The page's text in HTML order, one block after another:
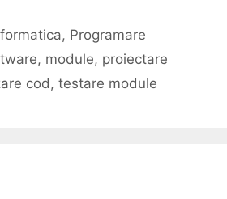
, Programare
, module, proiectare
cod , testare module